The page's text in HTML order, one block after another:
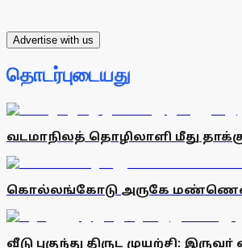
Advertise with us
தொடர்புடையது
வடமாநிலத் தொழிலாளி மீது
கொல்லங்கோடு அருகே
வீடு புகுந்து திருட முயற்சி: